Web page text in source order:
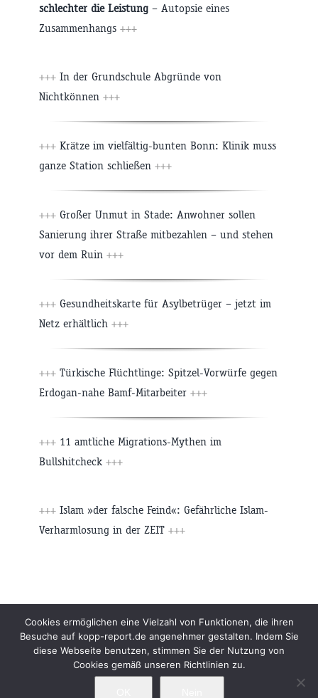
schlechter die Leistung – Autopsie eines
Zusammenhangs +++
+++ In der Grundschule Abgründe von
Nichtkönnen +++
+++ Krätze im vielfältig-bunten Bonn: Klinik muss
ganze Station schließen +++
+++ Großer Unmut in Stade: Anwohner sollen
Sanierung ihrer Straße mitbezahlen – und stehen
vor dem Ruin +++
+++ Gesundheitskarte für Asylbetrüger – jetzt im
Netz erhältlich +++
+++ Türkische Flüchtlinge: Spitzel-Vorwürfe gegen
Erdogan-nahe Bamf-Mitarbeiter +++
+++ 11 amtliche Migrations-Mythen im
Bullshitcheck +++
+++ Islam »der falsche Feind«: Gefährliche Islam-
Verharmlosung in der ZEIT +++
Beiträge Archiv Impressum
Newsletter
Kopp Verlag
Datenschutzerklärung
Cookies ermöglichen eine Vielzahl von Funktionen, die ihren
Besuche auf kopp-report.de angenehmer gestalten. Indem Sie
diese Webseite benutzen, stimmen Sie der Nutzung von
Cookies gemäß unseren Richtlinien zu.